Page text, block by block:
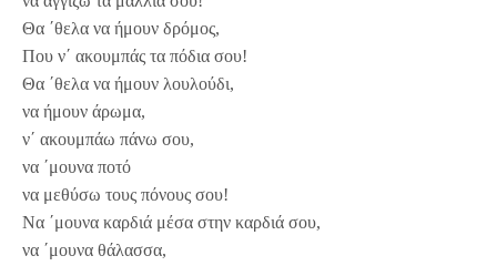
Θα ΄θελα να ήμουν δρόμος,
Που ν΄ ακουμπάς τα πόδια σου!
Θα ΄θελα να ήμουν λουλούδι,
να ήμουν άρωμα,
ν΄ ακουμπάω πάνω σου,
να ΄μουνα ποτό
να μεθύσω τους πόνους σου!
Να ΄μουνα καρδιά μέσα στην καρδιά σου,
να ΄μουνα θάλασσα,